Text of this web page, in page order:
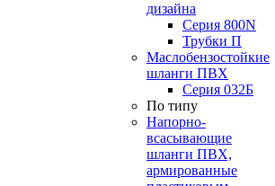
дизайна
Серия 800N
Трубки П
Маслобензостойкие
шланги ПВХ
Серия 032Б
По типу
Напорно-
всасывающие
шланги ПВХ,
армированные